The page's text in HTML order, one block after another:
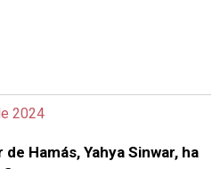
2024
Hamás, Yahya Sinwar, ha